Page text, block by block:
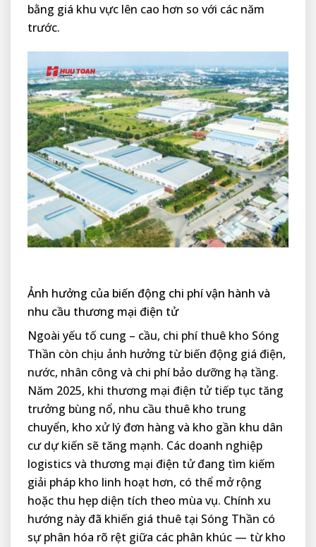
bằng giá khu vực lên cao hơn so với các năm
trước.
Ảnh hưởng của biến động chi phí vận hành và
nhu cầu thương mại điện tử
Ngoài yếu tố cung – cầu, chi phí thuê kho Sóng
Thần còn chịu ảnh hưởng từ biến động giá điện,
nước, nhân công và chi phí bảo dưỡng hạ tầng.
Năm 2025, khi thương mại điện tử tiếp tục tăng
trưởng bùng nổ, nhu cầu thuê kho trung
chuyển, kho xử lý đơn hàng và kho gần khu dân
cư dự kiến sẽ tăng mạnh. Các doanh nghiệp
logistics và thương mại điện tử đang tìm kiếm
giải pháp kho linh hoạt hơn, có thể mở rộng
hoặc thu hẹp diện tích theo mùa vụ. Chính xu
hướng này đã khiến giá thuê tại Sóng Thần có
sự phân hóa rõ rệt giữa các phân khúc — từ kho